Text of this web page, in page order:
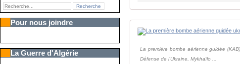
Pour nous joindre
La Guerre d'Algérie
La première bombe aérienne guidée
Défense de l'Ukraine, Mykhaïlo ...